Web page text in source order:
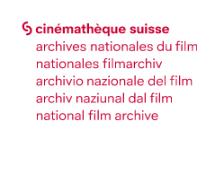
Vai alla pagina principale
Vai alla pagina principale